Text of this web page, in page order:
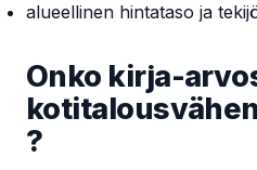
alueellinen hintataso ja
Onko kirja-
?